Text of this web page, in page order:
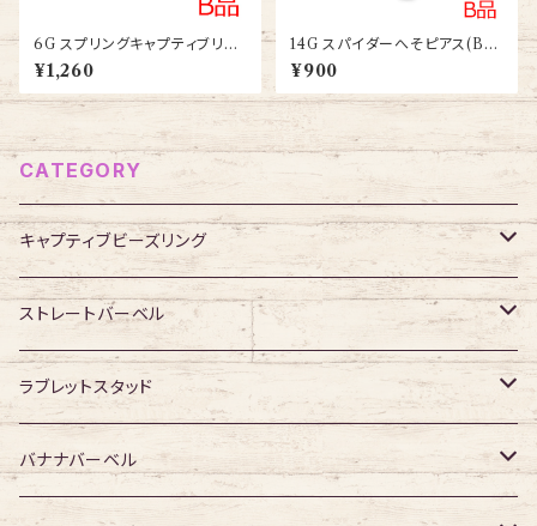
6G スプリングキャプティブリン
グ(BC-SP007-12-6G-SS)
¥1,260
14G スパイダーへそピアス(BA
-AIJ039-14G-SS)
¥900
CATEGORY
キャプティブビーズリング
316Lサージカルステンレス
ジュエル無し
ジュエル有り
サージカルチタン
ジュエル無し
アクリル・その他
ストレートバーベル
316Lサージカルステンレス
ジュエル無し
サージカルチタン
ラブレットスタッド
316Lサージカルステンレス
バナナバーベル